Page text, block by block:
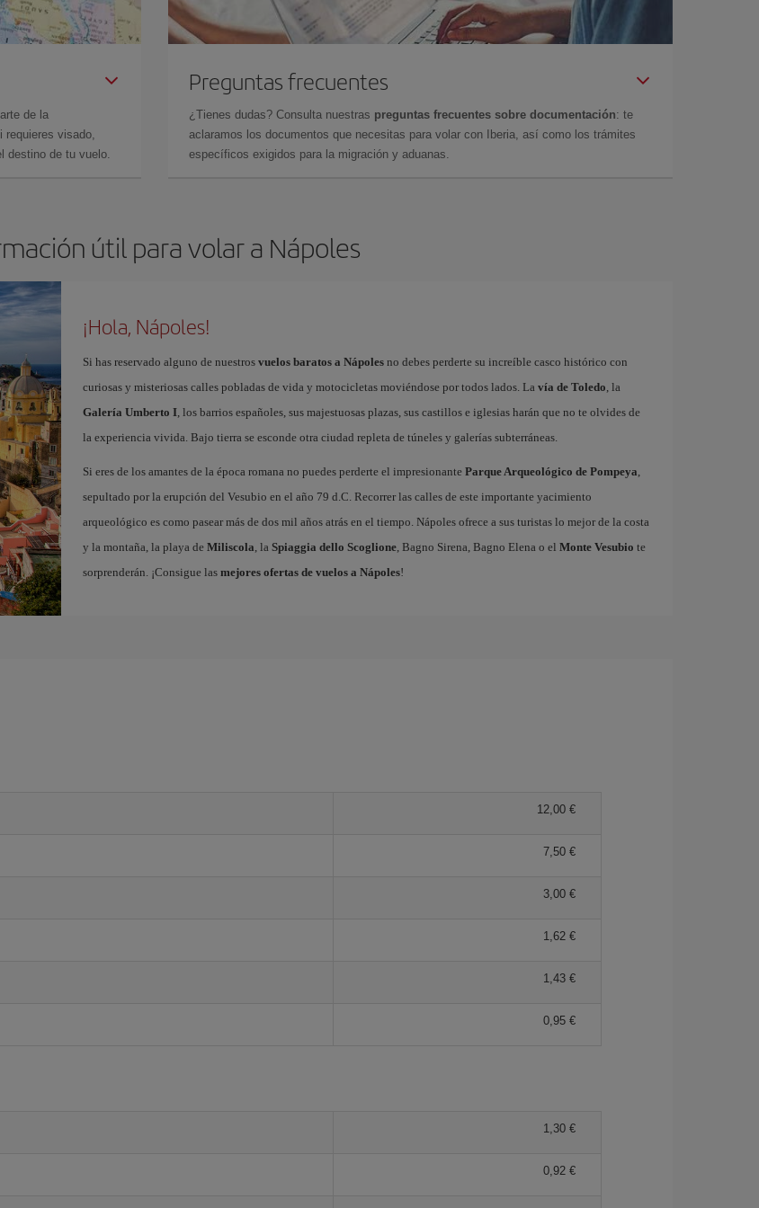
de la
requieres visado,
destino de tu vuelo.
Preguntas frecuentes
¿Tienes dudas? Consulta nuestras preguntas frecuentes sobre documentación: te
aclaramos los documentos que necesitas para volar con Iberia, así como los trámites
específicos exigidos para la migración y aduanas.
útil para volar a Nápoles
¡Hola, Nápoles!
Si has reservado alguno de nuestros vuelos baratos a Nápolesno debes perderte su increíble casco histórico con
curiosas y misteriosas calles pobladas de vida y motocicletas moviéndose por todos lados. La vía de Toledo, la
Galería Umberto I, los barrios españoles, sus majestuosas plazas, sus castillos e iglesias harán que no te olvides de
la experiencia vivida. Bajo tierra se esconde otra ciudad repleta de túneles y galerías subterráneas.
Si eres de los amantes de la época romana no puedes perderte el impresionante Parque Arqueológico de Pompeya,
sepultado por la erupción del Vesubio en el año 79 d.C. Recorrer las calles de este importante yacimiento
arqueológico es como pasear más de dos mil años atrás en el tiempo. Nápoles ofrece a sus turistas lo mejor de la costa
y la montaña, la playa de Miliscola, la Spiaggia dello Scoglione, Bagno Sirena, Bagno Elena o el Monte Vesubio te
sorprenderán. ¡Consigue las mejores ofertas de vuelos a Nápoles!
12,00 €
7,50 €
3,00 €
1,62 €
1,43 €
0,95 €
1,30 €
0,92 €